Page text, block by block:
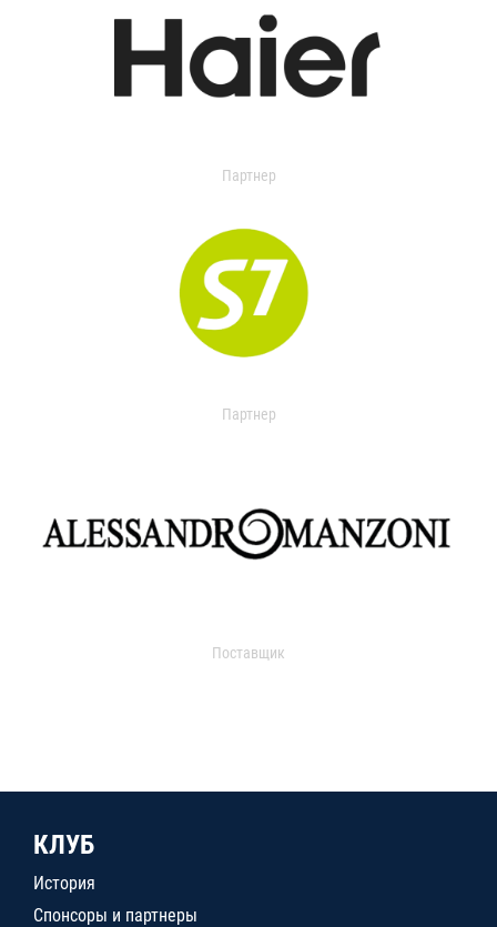
Партнер
Партнер
Поставщик
КЛУБ
История
Спонсоры и партнеры